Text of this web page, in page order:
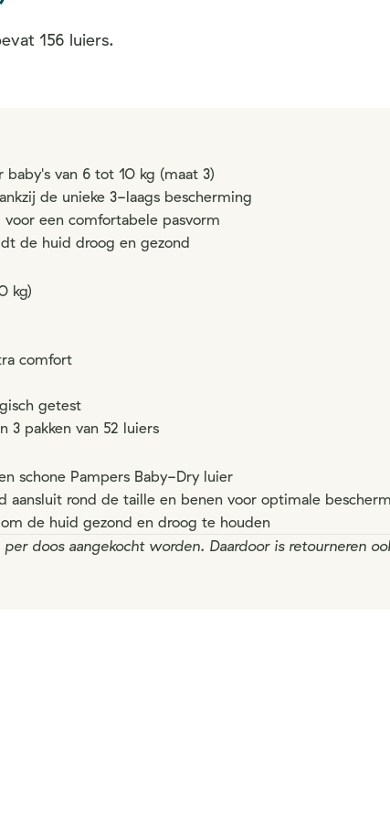
156 luiers.
van 6 tot 10 kg (maat 3)
de unieke 3-laags bescherming
een comfortabele pasvorm
de huid droog en gezond
kg)
comfort
getest
3 pakken van 52 luiers
schone Pampers Baby-Dry luier
aansluit rond de taille en benen voor optimale
de huid gezond en droog te houden
doos aangekocht worden. Daardoor is retourneren